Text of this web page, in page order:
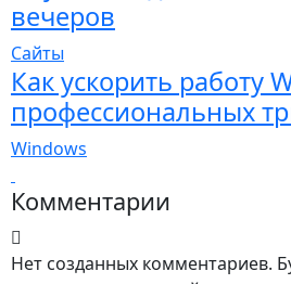
вечеров
Сайты
Как ускорить работу
профессиональных
Windows
Комментарии
Нет созданных комментариев.